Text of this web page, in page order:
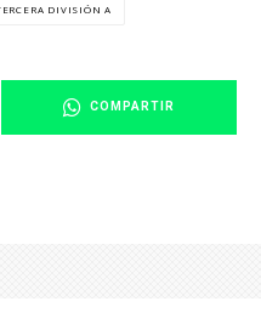
DIVISIÓN A
COMPARTIR